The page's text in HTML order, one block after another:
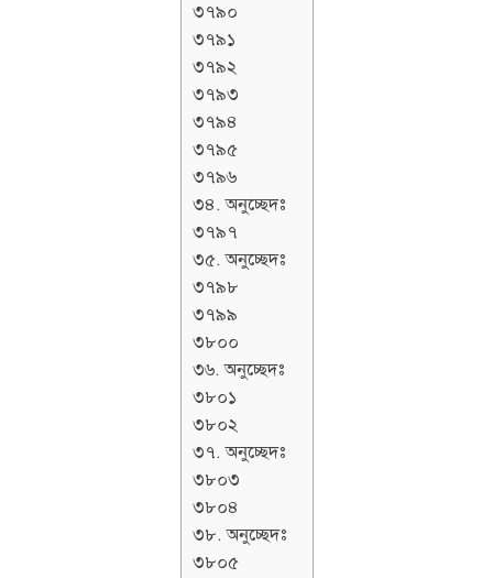
৩৭৯০
৩৭৯১
৩৭৯২
৩৭৯৩
৩৭৯৪
৩৭৯৫
৩৭৯৬
৩৪. অনুচ্ছেদঃ
৩৭৯৭
৩৫. অনুচ্ছেদঃ
৩৭৯৮
৩৭৯৯
৩৮০০
৩৬. অনুচ্ছেদঃ
৩৮০১
৩৮০২
৩৭. অনুচ্ছেদঃ
৩৮০৩
৩৮০৪
৩৮. অনুচ্ছেদঃ
৩৮০৫